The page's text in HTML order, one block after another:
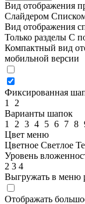
Вид отображения
Слайдером
Вид отображения
Только разделы С
Компактный вид
мобильной версии
Фиксированная
1
2
Варианты шапок
1
2 3 4 5 6 7 8
Цвет меню
Цветное Светлое
Уровень
2 3 4
Выгружать в меню
Отображать